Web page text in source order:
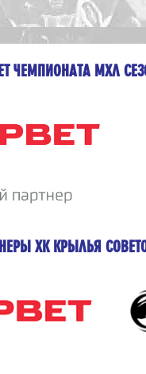
ЧЕМПИОНАТА МХЛ
ХК КРЫЛЬЯ